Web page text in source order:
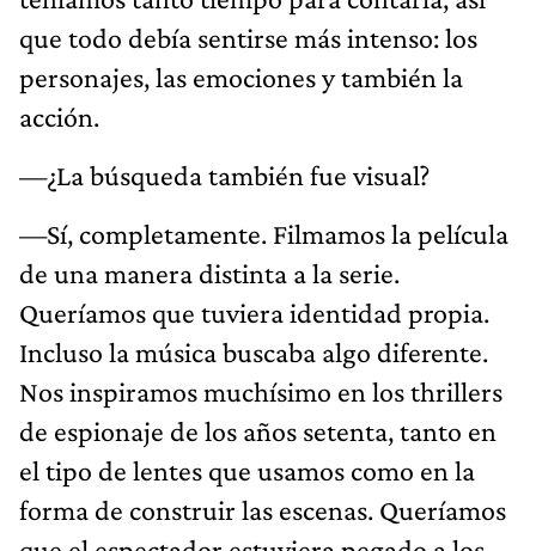
que todo debía sentirse más intenso: los
personajes, las emociones y también la
acción.
—¿La búsqueda también fue visual?
—Sí, completamente. Filmamos la película
de una manera distinta a la serie.
Queríamos que tuviera identidad propia.
Incluso la música buscaba algo diferente.
Nos inspiramos muchísimo en los thrillers
de espionaje de los años setenta, tanto en
el tipo de lentes que usamos como en la
forma de construir las escenas. Queríamos